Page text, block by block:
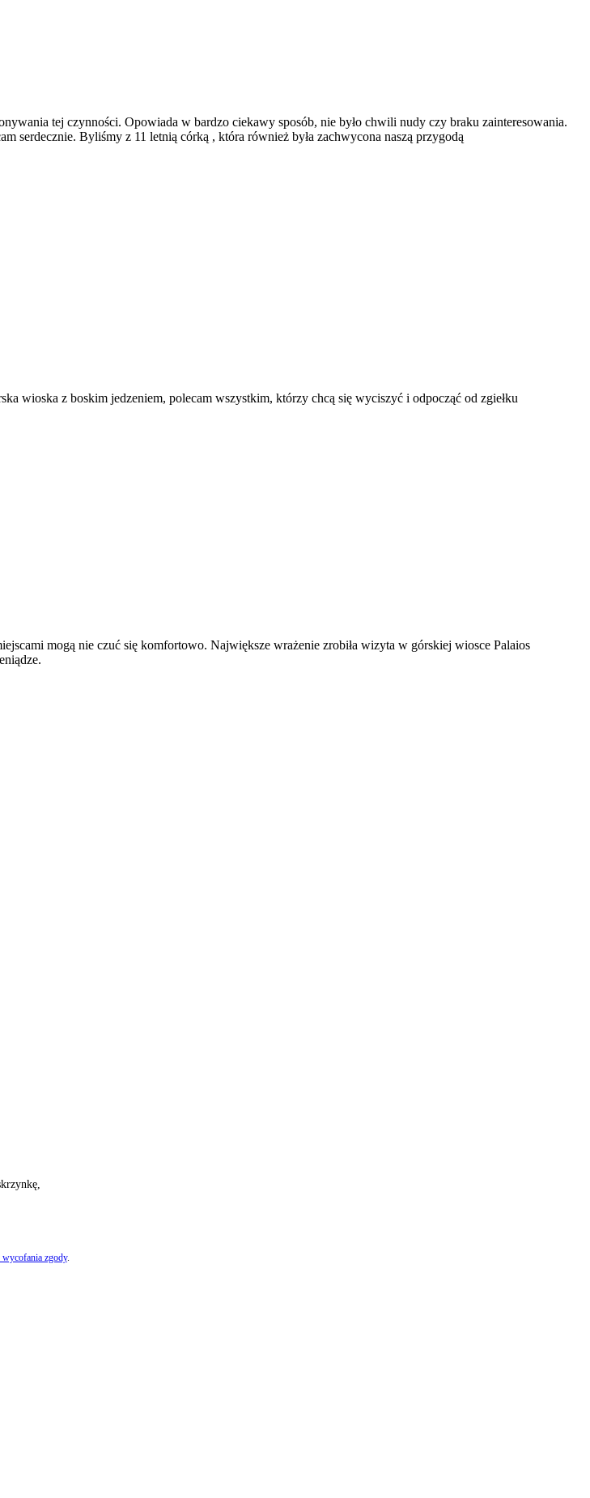
tej czynności. Opowiada w bardzo ciekawy sposób, nie było chwili nudy czy braku zainteresowania.
serdecznie. Byliśmy z 11 letnią córką , która również była zachwycona naszą przygodą
wioska z boskim jedzeniem, polecam wszystkim, którzy chcą się wyciszyć i odpocząć od zgiełku
mogą nie czuć się komfortowo. Największe wrażenie zrobiła wizyta w górskiej wiosce Palaios
zgody.